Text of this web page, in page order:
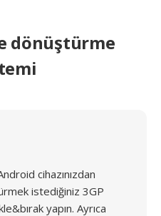
dönüştürme
cihazınızdan
istediğiniz 3GP
yapın. Ayrıca